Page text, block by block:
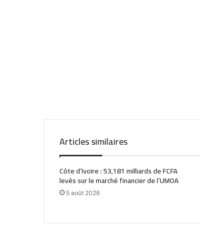
Articles similaires
Côte d’Ivoire : 53,181 milliards de FCFA
levés sur le marché financier de l’UMOA
5 août 2026